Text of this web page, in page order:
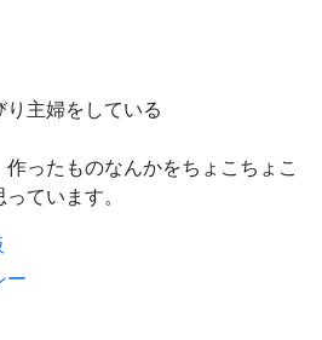
主婦をしている
ったものなんかをちょこちょこ
ています。
ー